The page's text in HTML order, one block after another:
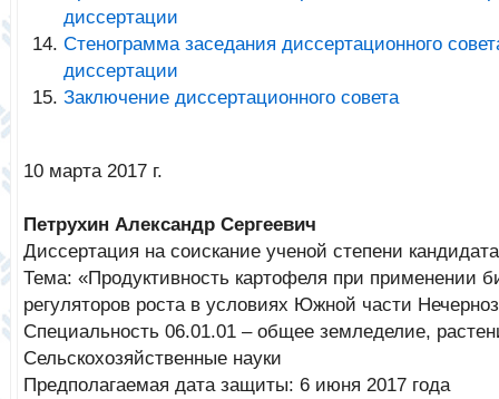
диссертации
Стенограмма заседания диссертационного
диссертации
Заключение диссертационного совета
10 марта 2017 г.
Петрухин Александр Сергеевич
Диссертация на соискание ученой степени
Тема: «Продуктивность картофеля при применении
регуляторов роста в условиях Южной части
Специальность 06.01.01 – общее земледелие,
Сельскохозяйственные науки
Предполагаемая дата защиты: 6 июня 2017 года